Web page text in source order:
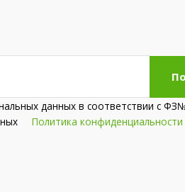
данных в соответствии с
Политика